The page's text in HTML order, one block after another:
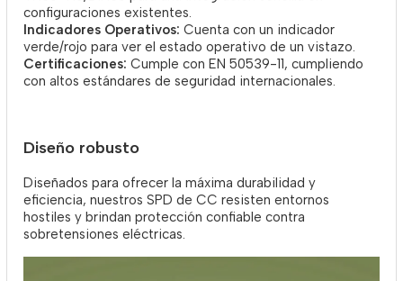
configuraciones existentes.
Indicadores Operativos: Cuenta con un indicador
verde/rojo para ver el estado operativo de un vistazo.
Certificaciones: Cumple con EN 50539-11, cumpliendo
con altos estándares de seguridad internacionales.
Diseño robusto
Diseñados para ofrecer la máxima durabilidad y
eficiencia, nuestros SPD de CC resisten entornos
hostiles y brindan protección confiable contra
sobretensiones eléctricas.